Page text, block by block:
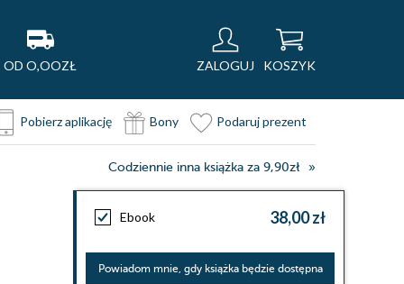
OD O,OOZŁ ZALOGUJ KOSZYK
Pobierz aplikację Bony Podaruj prezent
Codziennie inna książka za 9,90zł
Ebook 38,00 zł
Powiadom mnie, gdy książka będzie dostępna